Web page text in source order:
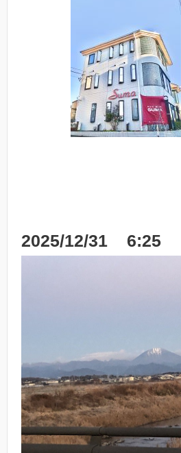
2025/12/31 6:25